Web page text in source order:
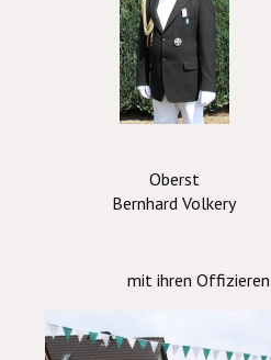
Oberst
Bernhard Volkery
mit ihren